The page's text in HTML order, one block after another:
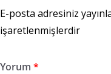
E-posta adresiniz
işaretlenmişlerdir
Yorum *